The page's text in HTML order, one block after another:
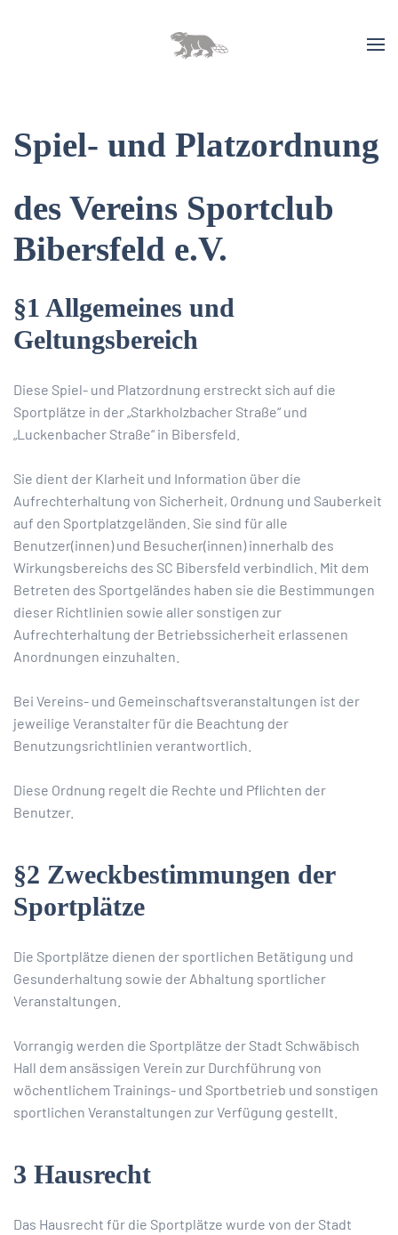
Spiel- und Platzordnung
des Vereins Sportclub
Bibersfeld e.V.
§1 Allgemeines und
Geltungsbereich
Diese Spiel- und Platzordnung erstreckt sich auf die
Sportplätze in der „Starkholzbacher Straße“ und
„Luckenbacher Straße“ in Bibersfeld.
Sie dient der Klarheit und Information über die
Aufrechterhaltung von Sicherheit, Ordnung und Sauberkeit
auf den Sportplatzgeländen. Sie sind für alle
Benutzer(innen) und Besucher(innen) innerhalb des
Wirkungsbereichs des SC Bibersfeld verbindlich. Mit dem
Betreten des Sportgeländes haben sie die Bestimmungen
dieser Richtlinien sowie aller sonstigen zur
Aufrechterhaltung der Betriebssicherheit erlassenen
Anordnungen einzuhalten.
Bei Vereins- und Gemeinschaftsveranstaltungen ist der
jeweilige Veranstalter für die Beachtung der
Benutzungsrichtlinien verantwortlich.
Diese Ordnung regelt die Rechte und Pflichten der
Benutzer.
§2 Zweckbestimmungen der
Sportplätze
Die Sportplätze dienen der sportlichen Betätigung und
Gesunderhaltung sowie der Abhaltung sportlicher
Veranstaltungen.
Vorrangig werden die Sportplätze der Stadt Schwäbisch
Hall dem ansässigen Verein zur Durchführung von
wöchentlichem Trainings- und Sportbetrieb und sonstigen
sportlichen Veranstaltungen zur Verfügung gestellt.
3 Hausrecht
Das Hausrecht für die Sportplätze wurde von der Stadt